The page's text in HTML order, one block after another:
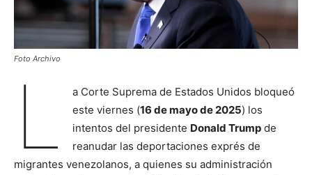
Foto Archivo
L
a Corte Suprema de Estados Unidos bloqueó
este viernes (16 de mayo de 2025) los
intentos del presidente Donald Trumpde
reanudar las deportaciones exprés de
migrantes venezolanos, a quienes su administración